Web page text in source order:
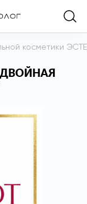
косметики
ДВОЙНАЯ